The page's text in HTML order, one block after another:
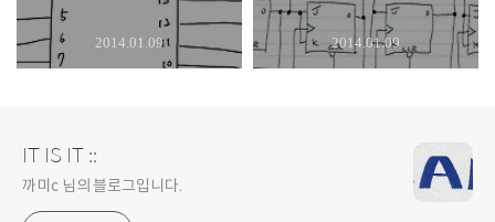
2014.01.09 2014.01.09
IT IS IT ::
까미c 님의 블로그입니다.